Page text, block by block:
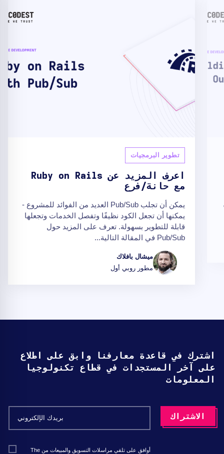
تطوير البرمجيات
اعرف المزيد عن Ruby on Rails
مع حانة/فرع
يمكن أن تجلب Pub/Sub العديد من الفوائد للمشروع -
يمكنها أن تجعل الكود نظيفًا وتفصل الخدمات وتجعلها
قابلة للتطوير بسهولة. تعرف على المزيد حول
Pub/Sub في المقالة التالية...
ميشال بافلاك
مطور روبي أول
اشترك في قاعدة معارفنا وابق على اطلاع
على آخر المستجدات في قطاع تكنولوجيا
المعلومات
أوافق على تلقي مراسلات التسويق والمبيعات من The